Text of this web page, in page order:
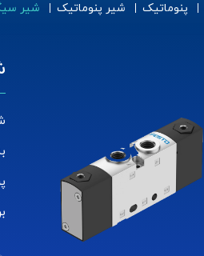
پنوماتیک شیر پنوماتیک شیر